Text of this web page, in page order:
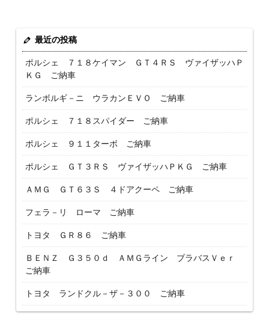
最近の投稿
ポルシェ ７１８ケイマン ＧＴ４ＲＳ ヴァイザッハＰ
ＫＧ ご納車
ランボルギ－ニ ウラカンＥＶＯ ご納車
ポルシェ ７１８スパイダー ご納車
ポルシェ ９１１ターボ ご納車
ポルシェ ＧＴ３ＲＳ ヴァイザッハＰＫＧ ご納車
ＡＭＧ ＧＴ６３Ｓ ４ドアクーペ ご納車
フェラ－リ ローマ ご納車
トヨタ ＧＲ８６ ご納車
ＢＥＮＺ Ｇ３５０ｄ ＡＭＧライン ブラバスＶｅｒ
ご納車
トヨタ ランドクル－ザ－３００ ご納車